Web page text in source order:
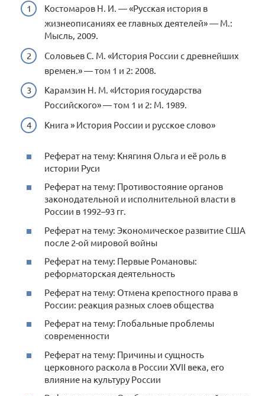
Костомаров Н. И. — «Русская история в
жизнеописаниях ее главных деятелей» — М.:
Мысль, 2009.
Соловьев С. М. «История России с древнейших
времен.» — том 1 и 2: 2008.
Карамзин Н. М. «История государства
Российского» — том 1 и 2: М. 1989.
Книга » История России и русское слово»
Реферат на тему: Княгиня Ольга и её роль в
истории Руси
Реферат на тему: Противостояние органов
законодательной и исполнительной власти в
России в 1992–93 гг.
Реферат на тему: Экономическое развитие США
после 2-ой мировой войны
Реферат на тему: Первые Романовы:
реформаторская деятельность
Реферат на тему: Отмена крепостного права в
России: реакция разных слоев общества
Реферат на тему: Глобальные проблемы
современности
Реферат на тему: Причины и сущность
церковного раскола в России XVII века, его
влияние на культуру России